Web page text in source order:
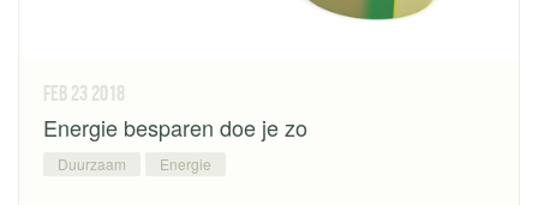
feb 23 2018
Energie besparen doe je zo
Duurzaam Energie